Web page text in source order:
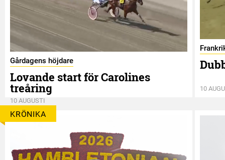
Gårdagens höjdare
Lovande start för Carolines
treåring
10 AUGUSTI
10
KRÖNIKA